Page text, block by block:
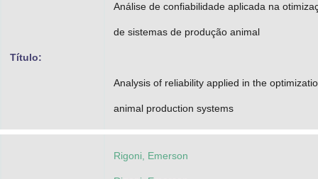
Título:
Análise de confiabilidade aplicada na
de sistemas de produção animal
Analysis of reliability applied in the
animal production systems
Rigoni, Emerson